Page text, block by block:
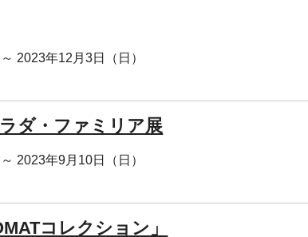
2023年12月3日（日）
ダ・ファミリア展
2023年9月10日（日）
コレクション」